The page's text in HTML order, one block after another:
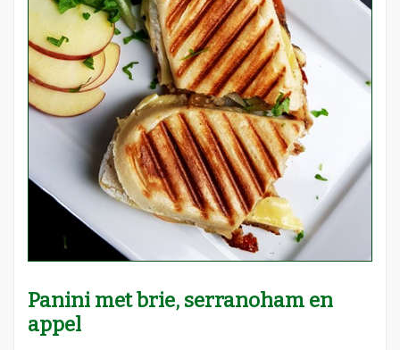
Panini met brie, serranoham en
appel